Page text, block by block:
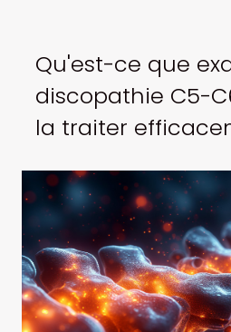
Qu'est-ce que
discopathie C5-
la traiter